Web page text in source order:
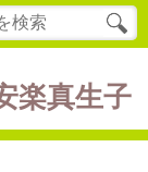
楽真生子